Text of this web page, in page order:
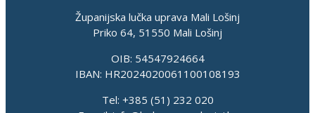
Županijska lučka uprava Mali Lošinj
Priko 64, 51550 Mali Lošinj
OIB: 54547924664
IBAN: HR2024020061100108193
Tel: +385 (51) 232 020